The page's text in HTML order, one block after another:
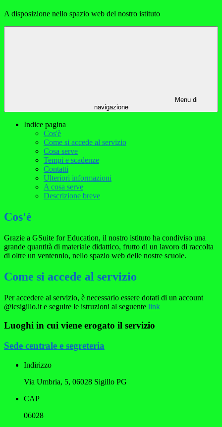
A disposizione nello spazio web del nostro istituto
Menu di
navigazione
Indice pagina
Cos'è
Come si accede al servizio
Cosa serve
Tempi e scadenze
Contatti
Ulteriori informazioni
A cosa serve
Descrizione breve
Cos'è
Grazie a GSuite for Education, il nostro istituto ha condiviso una
grande quantità di materiale didattico, frutto di un lavoro di raccolta
di oltre un ventennio, nello spazio web delle nostre scuole.
Come si accede al servizio
Per accedere al servizio, è necessario essere dotati di un account
@icsigillo.it e seguire le istruzioni al seguente link
Luoghi in cui viene erogato il servizio
Sede centrale e segreteria
Indirizzo
Via Umbria, 5, 06028 Sigillo PG
CAP
06028